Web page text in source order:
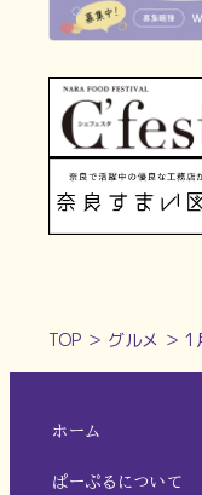
TOP ＞ グルメ ＞ 1月
ホーム
ぱーぷるについて